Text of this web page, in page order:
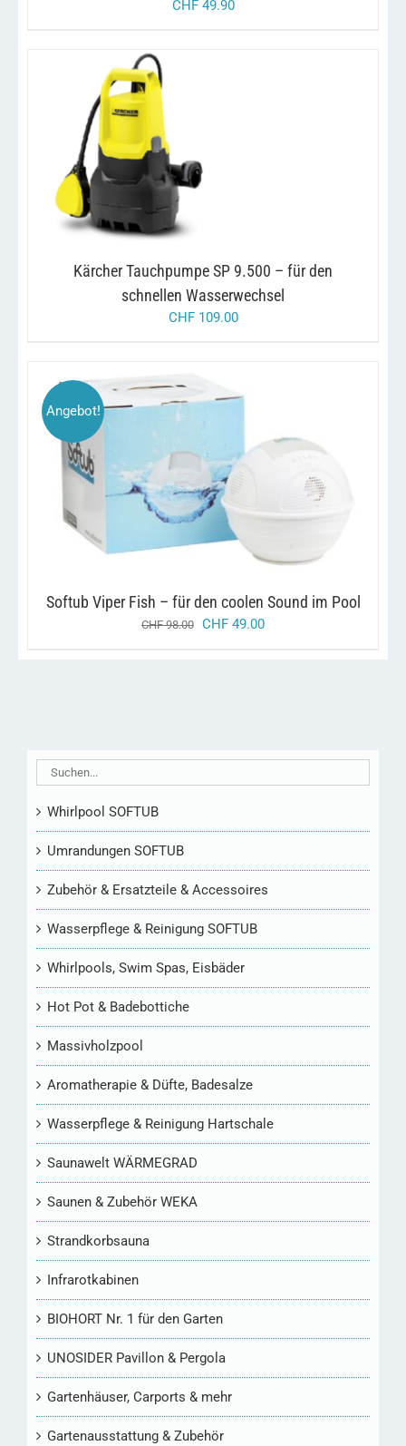
CHF49.90
IN DEN WARENKORB
DETAILS
Kärcher Tauchpumpe SP 9.500 – für den
schnellen Wasserwechsel
CHF109.00
Angebot!
IN DEN WARENKORB /
Softub Viper Fish – für den coolen Sound im Pool
CHF98.00 ursprünglicher
CHF 49.00aktueller
Whirlpool SOFTUB
Umrandungen SOFTUB
Zubehör & Ersatzteile & Accessoires
Wasserpflege & Reinigung SOFTUB
Whirlpools, Swim Spas, Eisbäder
Hot Pot & Badebottiche
Massivholzpool
Aromatherapie & Düfte, Badesalze
Wasserpflege & Reinigung Hartschale
Saunawelt WÄRMEGRAD
Saunen & Zubehör WEKA
Strandkorbsauna
Infrarotkabinen
BIOHORT Nr. 1 für den Garten
UNOSIDER Pavillon & Pergola
Gartenhäuser, Carports & mehr
Gartenausstattung & Zubehör